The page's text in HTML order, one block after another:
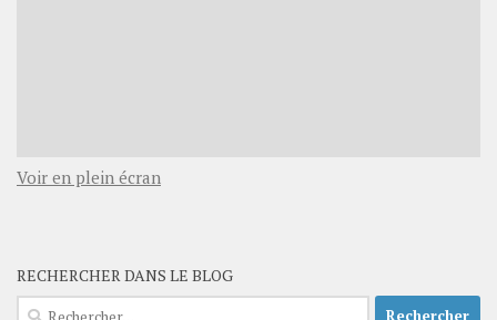
Voir en plein écran
RECHERCHER DANS LE BLOG
Rechercher :